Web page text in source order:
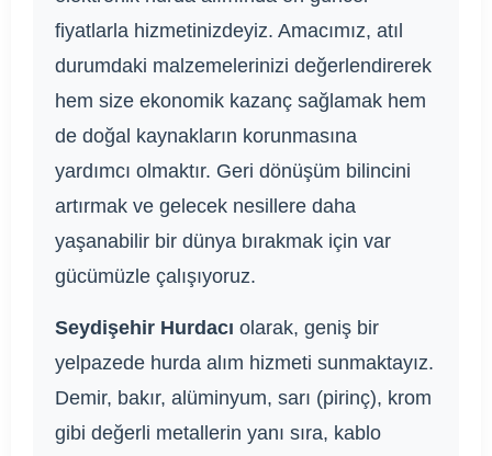
fiyatlarla hizmetinizdeyiz. Amacımız, atıl
durumdaki malzemelerinizi değerlendirerek
hem size ekonomik kazanç sağlamak hem
de doğal kaynakların korunmasına
yardımcı olmaktır. Geri dönüşüm bilincini
artırmak ve gelecek nesillere daha
yaşanabilir bir dünya bırakmak için var
gücümüzle çalışıyoruz.
Seydişehir Hurdacı olarak, geniş bir
yelpazede hurda alım hizmeti sunmaktayız.
Demir, bakır, alüminyum, sarı (pirinç), krom
gibi değerli metallerin yanı sıra, kablo